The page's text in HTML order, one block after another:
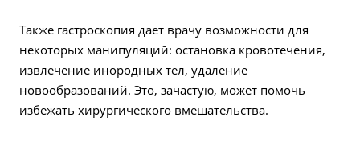
Также гастроскопия дает врачу возможности для
некоторых манипуляций: остановка кровотечения,
извлечение инородных тел, удаление
новообразований. Это, зачастую, может помочь
избежать хирургического вмешательства.